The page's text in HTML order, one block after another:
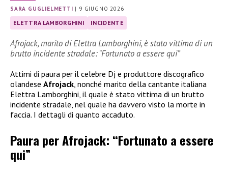
SARA GUGLIELMETTI | 9 GIUGNO 2026
ELETTRA LAMBORGHINI INCIDENTE
Afrojack, marito di Elettra Lamborghini, è stato vittima di un
brutto incidente stradale: “Fortunato a essere qui”
Attimi di paura per il celebre Dj e produttore discografico
olandese Afrojack , nonché marito della cantante italiana
Elettra Lamborghini, il quale è stato vittima di un brutto
incidente stradale, nel quale ha davvero visto la morte in
faccia. I dettagli di quanto accaduto.
Paura per Afrojack: “Fortunato a essere
qui”